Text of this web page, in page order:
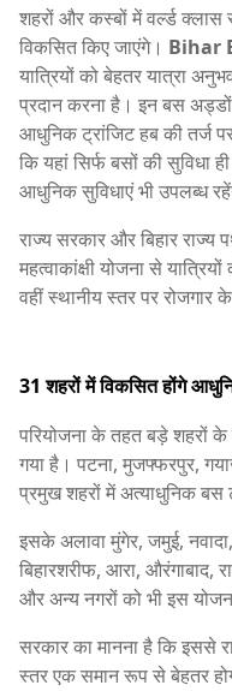
शहरों और कस्बों में वर्ल्ड
विकसित किए जाएंगे। Bihar
यात्रियों को बेहतर यात्रा
प्रदान करना है। इन बस
आधुनिक ट्रांजिट हब की तर्ज
कि यहां सिर्फ बसों की सुविधा
आधुनिक सुविधाएं भी उपलब्ध
राज्य सरकार और बिहार राज्य
महत्वाकांक्षी योजना से
वहीं स्थानीय स्तर पर रोजगार
31 शहरों में विकसित होंगे
परियोजना के तहत बड़े शहरों के
गया है। पटना, मुजफ्फरपुर,
प्रमुख शहरों में अत्याधुनिक बस
इसके अलावा मुंगेर, जमुई, नवादा,
बिहारशरीफ, आरा, औरंगाबाद,
और अन्य नगरों को भी इस
सरकार का मानना है कि इससे
स्तर एक समान रूप से बेहतर